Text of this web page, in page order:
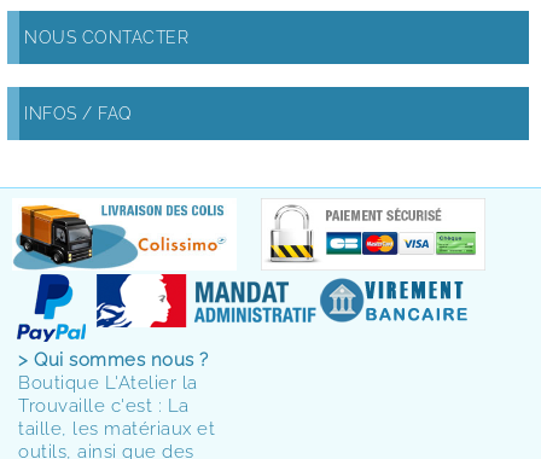
NOUS CONTACTER
INFOS / FAQ
> Qui sommes nous ?
Boutique L'Atelier la
Trouvaille c'est : La
taille, les matériaux et
outils, ainsi que des